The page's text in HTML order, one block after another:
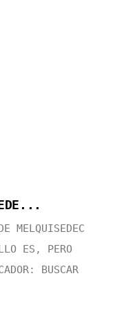
MELQUISEDEC
ES, PERO
BUSCAR